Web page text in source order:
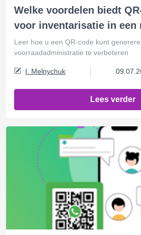
Welke voordelen biedt
voor inventarisatie in een
Leer hoe u een QR-code kunt
voorraadadministratie te verbeteren
I. Melnychuk
Lees verder